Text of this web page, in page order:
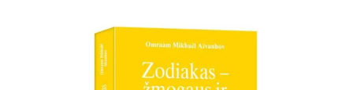
Aïvanhov Omraam Mikhaël